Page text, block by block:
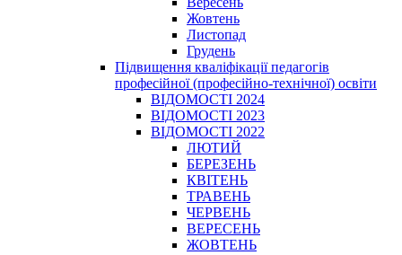
Жовтень
Листопад
Грудень
Підвищення кваліфікації педагогів
професійної (професійно-технічної) освіти
ВІДОМОСТІ 2024
ВІДОМОСТІ 2023
ВІДОМОСТІ 2022
ЛЮТИЙ
БЕРЕЗЕНЬ
КВІТЕНЬ
ТРАВЕНЬ
ЧЕРВЕНЬ
ВЕРЕСЕНЬ
ЖОВТЕНЬ